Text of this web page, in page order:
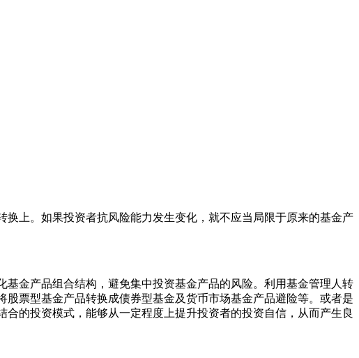
上。如果投资者抗风险能力发生变化，就不应当局限于原来的基金产
金产品组合结构，避免集中投资基金产品的风险。利用基金管理人转
票型基金产品转换成债券型基金及货币市场基金产品避险等。或者是
的投资模式，能够从一定程度上提升投资者的投资自信，从而产生良